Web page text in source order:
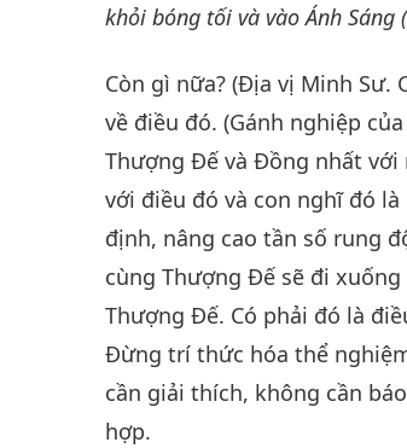
khỏi bóng tối và vào Ánh Sáng
Còn gì nữa? (Địa vị Minh
về điều đó. (Gánh nghiệp
Thượng Đế và Đồng nhất
với điều đó và con nghĩ đó
định, nâng cao tần số rung
cùng Thượng Đế sẽ đi
Thượng Đế. Có phải đó là
Đừng trí thức hóa thể
cần giải thích, không cần
hợp.